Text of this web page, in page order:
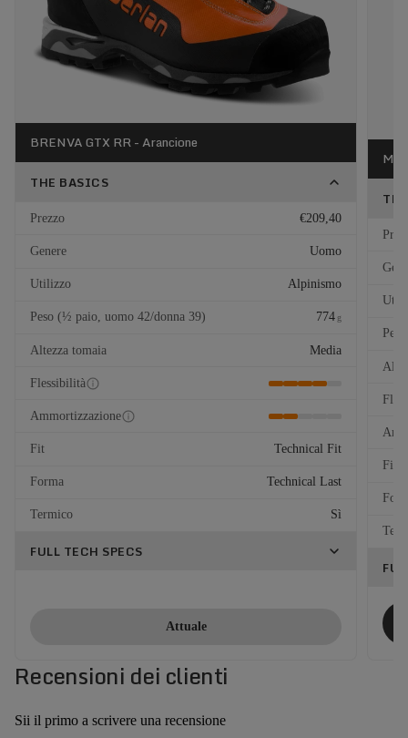
BRENVA GTX RR - Arancione
THE BASICS
Prezzo €209,40
Genere Uomo
Utilizzo Alpinismo
Peso (½ paio, uomo 42/donna 39) 774 g
Altezza tomaia Media
Flessibilità
Ammortizzazione
Fit Technical Fit
Forma Technical Last
Termico Sì
FULL TECH SPECS
Attuale
Fit
Recensioni dei clienti
Sii il primo a scrivere una recensione